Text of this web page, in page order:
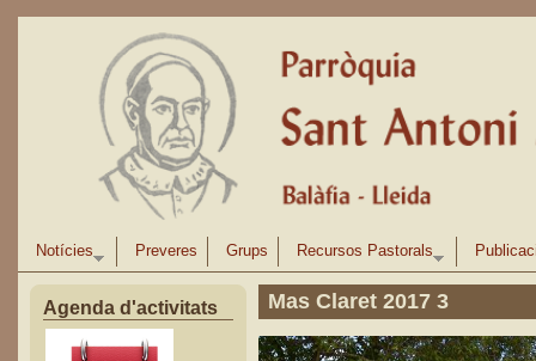
Notícies Preveres Grups Recursos Pastorals
Agenda d'activitats Mas Claret 2017 3